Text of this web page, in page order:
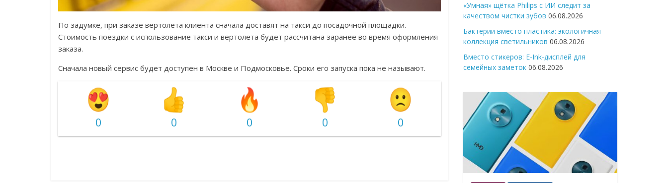
По задумке, при заказе вертолета клиента сначала доставят на такси до посадочной площадки.
Стоимость поездки с использование такси и вертолета будет рассчитана заранее во время оформления
заказа.
Сначала новый сервис будет доступен в Москве и Подмосковье. Сроки его запуска пока не называют.
0 0 0 0 0
«Умная» щётка Philips с ИИ следит за
качеством чистки зубов 06.08.2026
Бактерии вместо пластика: экологичная
коллекция светильников 06.08.2026
Вместо стикеров: E-Ink-дисплей для
семейных заметок 06.08.2026